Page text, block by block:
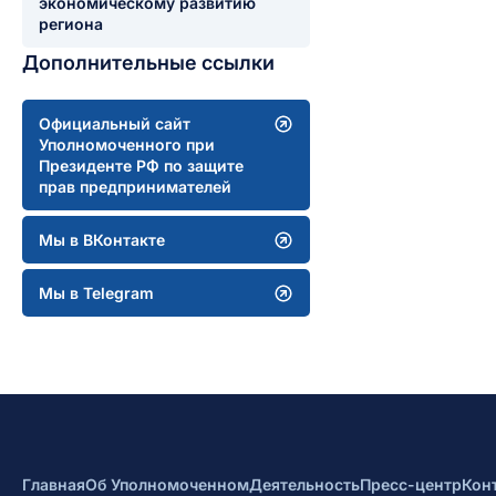
региона
Дополнительные ссылки
Официальный сайт
Уполномоченного при
Президенте РФ по защите
прав предпринимателей
Мы в ВКонтакте
Мы в Telegram
ГлавнаяОб УполномоченномДеятельностьПресс-центр